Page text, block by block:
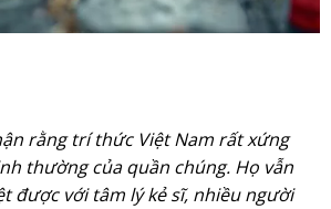
rằng trí thức Việt Nam rất xứng
thường của quần chúng. Họ vẫn
được với tâm lý kẻ sĩ, nhiều người